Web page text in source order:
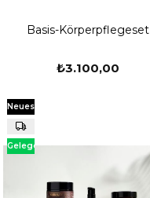
Basis-Körperpflegeset
₺3.100,00
Neues
Produkt
Gelegenheit